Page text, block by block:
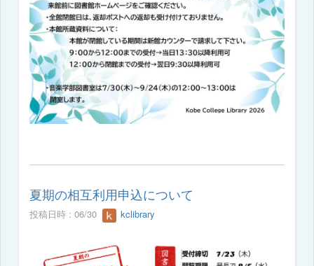
夏期の相互利用申込について
投稿日時 : 06/30 kclibrary